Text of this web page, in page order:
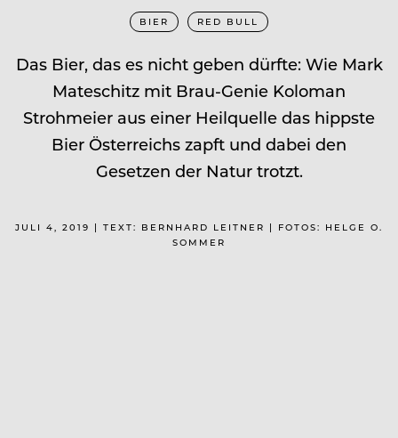
BIER RED BULL
Das Bier, das es nicht geben dürfte: Wie Mark
Mateschitz mit Brau-Genie Koloman
Strohmeier aus einer Heilquelle das hippste
Bier Österreichs zapft und dabei den
Gesetzen der Natur trotzt.
JULI 4, 2019 | TEXT: BERNHARD LEITNER | FOTOS: HELGE O.
SOMMER